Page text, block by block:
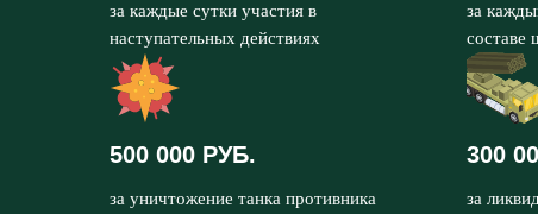
за каждые сутки участия в
наступательных действиях
за
составе
500 000 РУБ.
за уничтожение танка противника
300
за